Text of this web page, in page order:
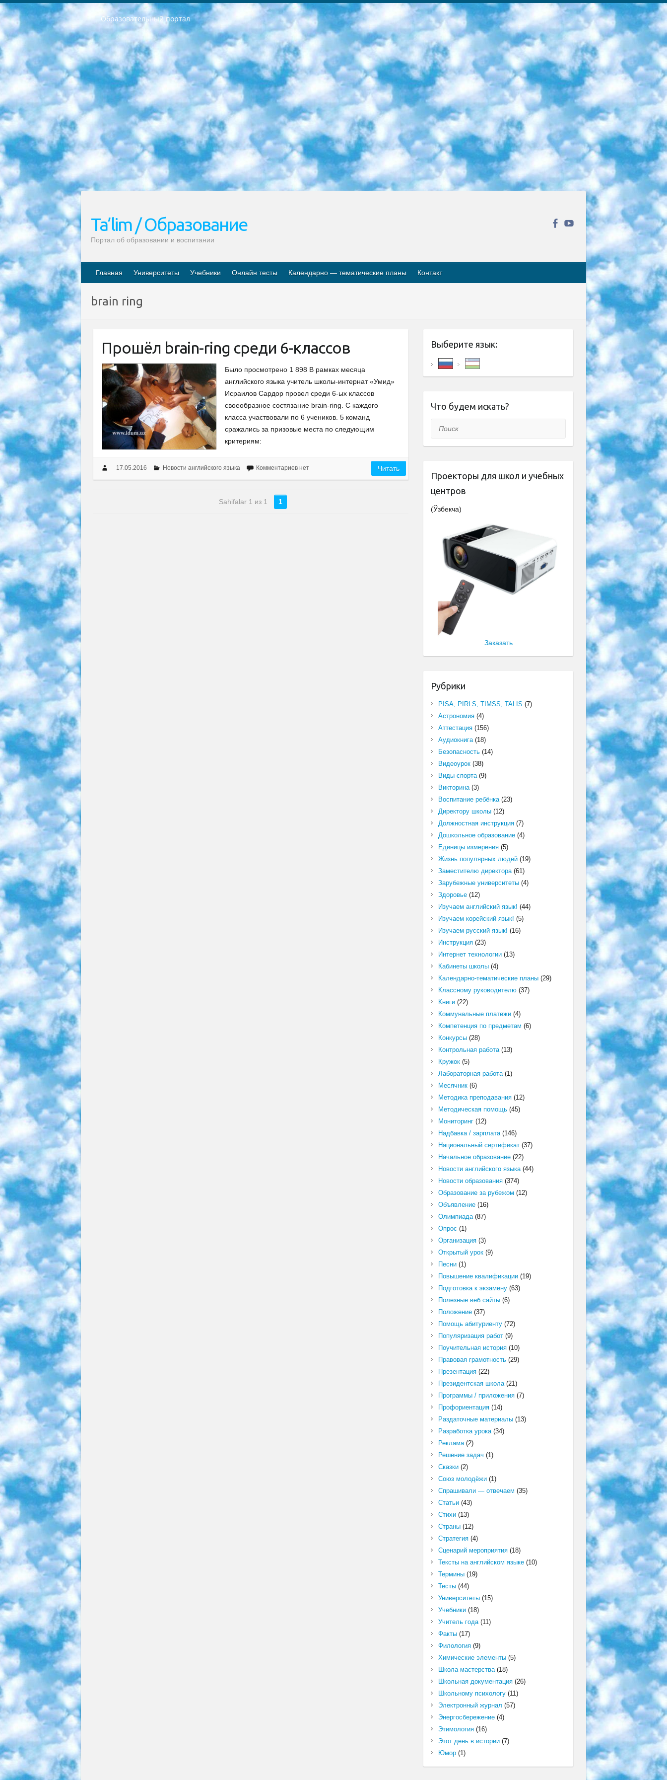
Образовательный портал
РЕСПУБЛИКА УЗБЕКИСТАН МИНИСТРЕРСТВО ДОШКОЛЬНОГО И ШКОЛЬНОГО ОБРАЗОВАНИЯ КОМАНДА в общеобразовательных учреждениях в 2023-2024 учебном году организация и проведение итоговой государственной аттестации обучающихся о Министра дошкольного и школьного образования Республики Узбекистан от 4 марта 2008 года (постановлением Минюста от 20 марта 2008 года № 1778 государственной регистрации) «Итоговое состояние учащихся общего среднего образования на основании положения об утверждении положения об аттестации общего среднего образования выпускной экзамен студентов в образовательных учреждениях в 2023-2024 учебном году В целях организации и прохождения аттестации приказываю: 1. Следующее: перечень предметов, по которым будет проводиться итоговая государственная аттестация и экзамен формы перевода согласно приложению 1; сертификаты международного образца, оценивающие уровень владения иностранными языками перечень согласно приложению 2; 2. Педагогический при специализированных образовательных учреждениях. научно-практический центр квалификации и международной оценки (Д.Давидова) 2024 г. До 25 марта: задания по предметам, по которым будет проводиться итоговая аттестация разработка и утверждение технических условий; итоговая аттестация на основании разработанного предметного задания разработка вопросов по предметам (устно и письменно), экзамен передача; общеобразовательные средние школы и специальные учебные заведения учащиеся выпускных классов школ и интернатов в агентской системе подготовка базы данных экзаменационных материалов и критериев оценки; перевод базы экзаменационных материалов на все языки обучения подать в Республиканский образовательный центр для изготовления; варианты экзаменов на основе разработанных контрольных материалов пусть будут поставлены задачи формирования. 3. Республиканский образовательный центр (Ш.Худайкулов) до 5 апреля 2024 года. до: база данных предоставленных экзаменационных материалов на все языки обучения перевод и экспертиза; для слепых, слабовидящих, глухих, слабослышащих и умственно отсталых детей учащиеся выпускных классов специализированных школ и школ-интернатов база данных экзаменационных материалов на всех преподаваемых языках подготовка критериев оценки; специализированные школы для умственно отсталых детей и технологии для учащихся выпускных классов школ-интернатов разработка соответствующих рекомендаций и критериев проведения ЕГЭ по естествознанию давать задания. 4. Педагогический при специализированных образовательных учреждениях. Научно-практический центр навыков и международной оценки (Д.Давидова), Республика образовательный центр (Худайкулов Ш.) итоговый государственный аттестационный экзамен ориентирован на творческое и логическое мышление при подготовке базы материалов учитывать введение заданий. 5. Следует отметить, что: сертификат государственного образца о знании общеобразовательного предмета и как минимум национальный уровень B1 по предметам на иностранных языках, указанным в Приложении 2. или международно признанный сертификат эквивалентного уровня студенты, изучающие определенный предмет, освобождаются от экзамена; по соответствующим предметам запланирована итоговая государственная аттестация за день до дня, путем жеребьевки Рабочей группой (в письменной форме по предметам, проводимым в форме) из числа сформированных вариантов выбрано 2 варианта; 2 выбранных варианта экзамена анонсированы на официальном сайте министерства и все выпускники по всей стране на основе этих вариантов проводит итоговую государственную аттестацию. 6. Государственное образование учащихся средних общеобразовательных учреждений. знания в соответствии с квалификационными требованиями, которые необходимо приобрести на основании стандартов итоговый (выпускной) контроль для 9 и 11 классов в целях тестирования Экзамены (далее – экзамены) состоят из предметов, перечисленных в приложении 1. будет сделано. 7. Экзамены пройдут с 26 мая по 15 июня 2024 г. (кроме науки физического воспитания). 8. Физическая для учащихся 9 классов общесредних образовательных учреждений. Экзамены по предмету «Образование, квалификация медицина» 1-6 мая 2024 года. сотрудники перевести под присмотр (с отклонениями в физическом или умственном развитии) специализированная школа для детей, школы-интернаты и со сколиозом школы-интернаты санаторного типа для больных детей исключены). 9. Он был слепым, слабовидящим и имел нарушения опорно-двигательного аппарата. экзамены в специализированных школах и интернатах для детей должны проводиться исходя из требований, предъявляемых к общеобразовательным учреждениям (физкультура кроме науки). 10. Специализированная школа для глухих и слабослышащих детей. и экзамены в интернатах и быть реализован в виде письменного теста по математике. 11. Специальность для умственно отсталых детей. Для 9 класса Родной язык и литературное письмо Государственный язык (язык обучения – узбекский). для неклассов) написано Математическое письмо Письменная/устная история Узбекистана Физическое воспитание практично Итоговый контроль Для 11 класса Написание родного языка и литературы (эссе) Математическое письмо Узбекский язык (обучение на узбекском языке) не посещающее общее среднее образование для учреждений)/Образовательное учреждение выбор письменный и устный Иностранный язык письменный/устный Письменная/устная история Узбекистана *По выбору студента:  Химия  Физика  Основы государственного права  География 10 бесплатных образовательных ресурсов - Мы составили подборку онлайн-проектов с интерактивными упражнениями, видеолекциями и статьями. Они помогут вам обрести новые и освежить старые знания бесплатно. 1. «ИНТУИТ» Старейшая образовательная площадка Рунета. Здесь вы найдёте сотни текстовых и видеокурсов на десятки различных тем — от программирования до психологии. Многие курсы подготовлены российскими университетами и крупными международными компаниями вроде Intel и Microsoft. Самостоятельное обучение бесплатное, но желающие могут оплатить услуги персональных наставников. 2. «Смартия» знакомит с актуальными профессиями и подсказывает, как им обучаться. Выбрав заинтересовавшую вас специальность — SMM-специалист, фотограф, веб-дизайнер или другую, — увидите список необходимых для неё умений. Чтобы вы могли освоить их самостоятельно, для каждого умения площадка отображает подборку ссылок на учебные материалы. Хотя «Смартия» ориентируется на русскоязычную аудиторию, часть контента всё же доступна только на английском. 3. «Лекторий Физтеха» Проект Московского физико-технического института (Физтеха). С его помощью вы можете смотреть онлайн серии лекций, записанные на видео в этом вузе. В числе доступных предметов — физика, биология, химия, информационные технологии и другие. К некоторым лекциям администрация ресурса прилагает готовые конспекты, которые можно скачивать в PDF-формате. 4. ITMOcourses Онлайн-площадка Санкт-Петербургского национального исследовательского университета информационных технологий, механики и оптики (ИТМО). Ресурс предоставляет свободный доступ к курсам, разработанным в этом вузе. Каталог материалов разбит на четыре категории: «Оптические системы и технологии», «Приборостроение и робототехника», «Информационные технологии» и «Биотехнологии». Курсы состоят из видеолекций, интерактивных демонстраций и заданий. 5. «КиберЛенинка» Электронная научная библиотека открытого доступа. Каталог площадки регулярно обрастает текстами статей из различных научных изданий. Сгруппированные по журналам и рубрикам публикации можно читать онлайн или скачивать целиком в PDF-формате. Проект нацелен на популяризацию науки за счёт открытого доступа к качественной информации. 6. «ПостНаука» На этом ресурсе публикуют подборки видеолекций, составленные экспертами из разных отраслей и объединённые общими темами. Среди них, к примеру, есть серии «Биоинформатика и геномика», «Культура средневековой Скандинавии» и Cinema Studies о теории кино. Каждая подборка лекций — логически связанная история, рассказанная экспертом от первого лица. Кроме того, на сайте появляются научно-образовательные статьи и тесты на разные темы. 7. «Newочём» Команда проекта «Newочём» отбирает самые интересные тексты из англоязычных СМИ и переводит те из них, за которые голосуют участники сообщества «ВКонтакте». По большей части это научно-популярные статьи. Редакторы придумывают лишь заголовки, в остальном содержание переводов соответствует оригиналам. Полные тексты можно читать прямо в социальной сети. 8. InternetUrok Онлайн-база материалов по основным дисциплинам школьной программы. Информация на сайте структурирована по классам, предметам и темам (урокам). Каждый урок состоит из видеолекций и конспектов. Есть также интерактивные тренажёры и тесты для закрепления пройденного материала. Даже если вы давно окончили школу, возможность повторить программу старших классов всегда может пригодиться. 9. Edutainme Ещё один ресурс об образовании. В отличие от Newtonew, как мне кажется, Edutainme больше ориентируется на представителей индустрии: педагогов, предпринимателей, разработчиков образовательных проектов. Но и любой, кто просто стремится к саморазвитию, найдёт на сайте много полезного и интересного для себя. Например, информацию о новых курсах и образовательных сервисах. 10. Newtonew Онлайн-медиа об образовании и обучении в широком смысле. Авторы Newtonew пишут об инструментах, заведениях, тактиках и стратегиях, которые помогают учить других и получать новые знания самостоятельно. На этой площадке вы найдёте новости, обзоры, аналитические мат
Ta’lim / Образование
Портал об образовании и воспитании
Главная Университеты Учебники Онлайн тесты Календарно — тематические планы Контакт
brain ring
Прошёл brain-ring среди 6-классов
Было просмотрено 1 898 В рамках месяца
английского языка учитель школы-интернат «Умид»
Исраилов Сардор провел среди 6-ых классов
своеобразное состязание brain-ring. С каждого
класса участвовали по 6 учеников. 5 команд
сражались за призовые места по следующим
критериям:
17.05.2016 Новости английского языка Комментариев нет Читать
Sahifalar 1 из 1 1
Выберите язык:
Что будем искать?
Поиск
Проекторы для школ и учебных
центров
(Ўзбекча)
Заказать
Рубрики
PISA, PIRLS, TIMSS, TALIS (7)
Астрономия(4)
Аттестация(156)
Аудиокнига(18)
Безопасность(14)
Видеоурок(38)
Виды спорта(9)
Викторина(3)
Воспитание ребёнка(23)
Директору школы(12)
Должностная инструкция(7)
Дошкольное образование(4)
Единицы измерения(5)
Жизнь популярных людей(19)
Заместителю директора(61)
Зарубежные университеты(4)
Здоровье(12)
Изучаем английский язык! (44)
Изучаем корейский язык! (5)
Изучаем русский язык! (16)
Инструкция(23)
Интернет технологии(13)
Кабинеты школы(4)
Календарно-тематические планы(29)
Классному руководителю(37)
Книги(22)
Коммунальные платежи(4)
Компетенция по предметам (6)
Конкурсы(28)
Контрольная работа(13)
Кружок(5)
Лабораторная работа(1)
Месячник(6)
Методика преподавания(12)
Методическая помощь(45)
Мониторинг(12)
Надбавка / зарплата(146)
Национальный сертификат(37)
Начальное образование(22)
Новости английского языка(44)
Новости образования(374)
Образование за рубежом (12)
Объявление(16)
Олимпиада(87)
Опрос (1)
Организация(3)
Открытый урок(9)
Песни(1)
Повышение квалификации(19)
Подготовка к экзамену(63)
Полезные веб сайты(6)
Положение(37)
Помощь абитуриенту(72)
Популяризация работ(9)
Поучительная история(10)
Правовая грамотность(29)
Презентация(22)
Президентская школа(21)
Программы / приложения(7)
Профориентация(14)
Раздаточные материалы(13)
Разработка урока(34)
Реклама(2)
Решение задач (1)
Сказки(2)
Союз молодёжи(1)
Спрашивали — отвечаем (35)
Статьи(43)
Стихи(13)
Страны(12)
Стратегия(4)
Сценарий мероприятия(18)
Тексты на английском языке(10)
Термины(19)
Тесты(44)
Университеты(15)
Учебники(18)
Учитель года(11)
Факты(17)
Филология(9)
Химические элементы(5)
Школа мастерства(18)
Школьная документация(26)
Школьному психологу(11)
Электронный журнал (57)
Энергосбережение(4)
Этимология(16)
Этот день в истории(7)
Юмор(1)